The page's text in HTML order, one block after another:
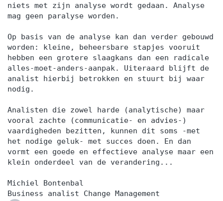
niets met zijn analyse wordt gedaan. Analyse
mag geen paralyse worden.
Op basis van de analyse kan dan verder gebouwd
worden: kleine, beheersbare stapjes vooruit
hebben een grotere slaagkans dan een radicale
alles-moet-anders-aanpak. Uiteraard blijft de
analist hierbij betrokken en stuurt bij waar
nodig.
Analisten die zowel harde (analytische) maar
vooral zachte (communicatie- en advies-)
vaardigheden bezitten, kunnen dit soms -met
het nodige geluk- met succes doen. En dan
vormt een goede en effectieve analyse maar een
klein onderdeel van de verandering...
Michiel Bontenbal
Business analist Change Management